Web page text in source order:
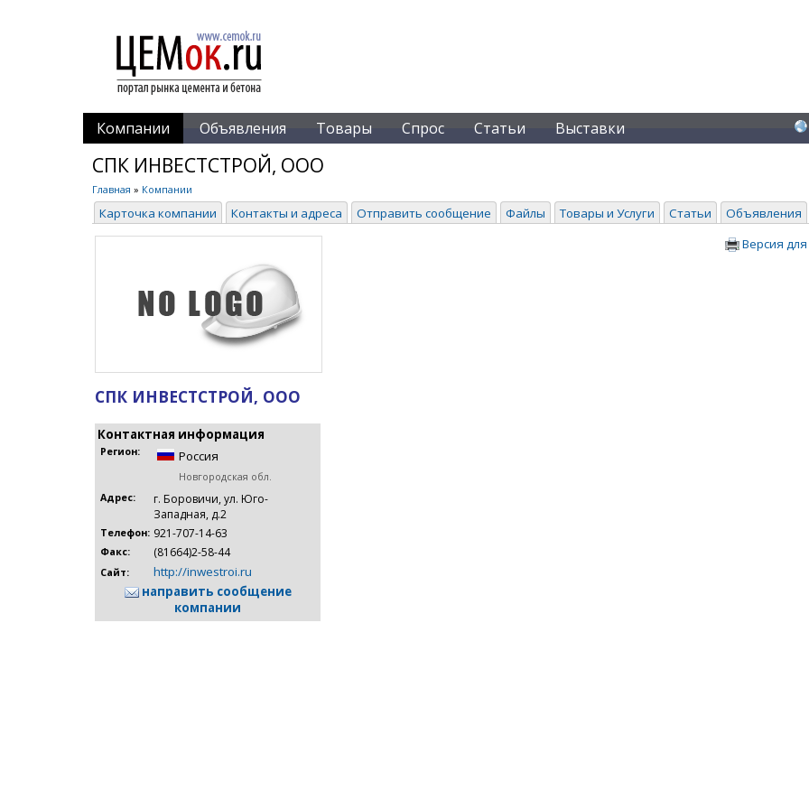
Компании Объявления Товары Спрос Статьи Выставки
СПК ИНВЕСТСТРОЙ, ООО
Главная » Компании
Карточка компании Контакты и адреса Отправить сообщение Файлы Товары и Услуги Статьи Объявления
СПК ИНВЕСТСТРОЙ, ООО
Контактная информация
Регион: Россия
Новгородская обл.
Адрес:
г. Боровичи, ул. Юго-
Западная, д.2
Телефон: 921-707-14-63
Факс: (81664)2-58-44
Сайт:
http://inwestroi.ru
направить сообщение
компании
Версия